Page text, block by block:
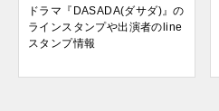
ドラマ『DASADA(ダサダ)』の
ラインスタンプや出演者のline
スタンプ情報